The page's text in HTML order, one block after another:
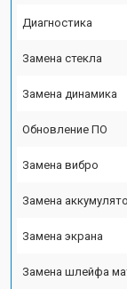
Диагностика
Замена стекла
Замена динамика
Обновление ПО
Замена вибро
Замена
Замена экрана
Замена шлейфа